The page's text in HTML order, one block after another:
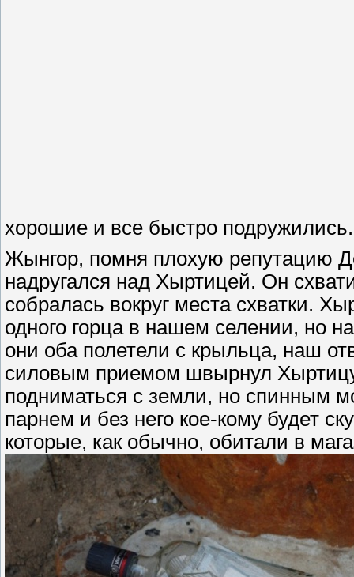
хорошие и все быстро
Жынгор, помня плохую репутацию
надругался над Хыртицей. Он
собралась вокруг места схватки.
одного горца в нашем селении, но
они оба полетели с крыльца, наш
силовым приемом швырнул
подниматься с земли, но спинным
парнем и без него кое-кому будет
которые, как обычно, обитали в